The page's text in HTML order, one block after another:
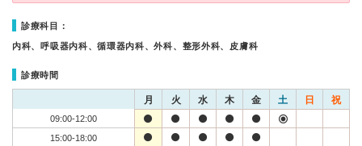
診療科目：
内科、呼吸器内科、循環器内科、外科、整形外科、皮膚科
診療時間
月 火 水 木 金 土 日 祝
09:00-12:00
15:00-18:00